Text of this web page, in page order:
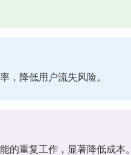
，降低用户流失风险。
的重复工作，显著降低成本。